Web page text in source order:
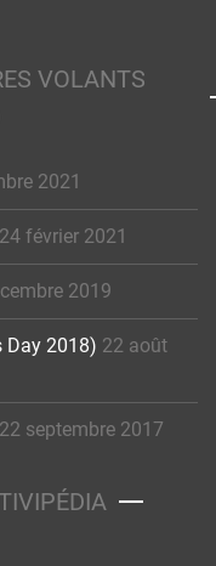
VOLANTS
2021
24 février 2021
2019
Day 2018) 22 août
22 septembre 2017